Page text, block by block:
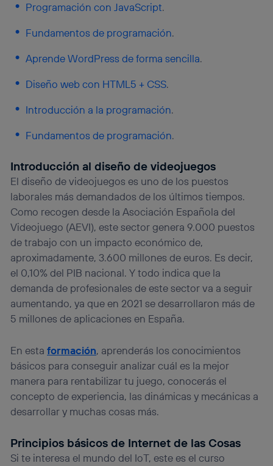
Programación con JavaScript.
Fundamentos de programación.
Aprende WordPress de forma sencilla.
Diseño web con HTML5 + CSS.
Introducción a la programación.
Fundamentos de programación.
Introducción al diseño de videojuegos
El diseño de videojuegos es uno de los puestos
laborales más demandados de los últimos tiempos.
Como recogen desde la Asociación Española del
Videojuego (AEVI), este sector genera 9.000 puestos
de trabajo con un impacto económico de,
aproximadamente, 3.600 millones de euros. Es decir,
el 0,10% del PIB nacional. Y todo indica que la
demanda de profesionales de este sector va a seguir
aumentando, ya que en 2021 se desarrollaron más de
5 millones de aplicaciones en España.
En estaformación, aprenderás los conocimientos
básicos para conseguir analizar cuál es la mejor
manera para rentabilizar tu juego, conocerás el
concepto de experiencia, las dinámicas y mecánicas a
desarrollar y muchas cosas más.
Principios básicos de Internet de las Cosas
Si te interesa el mundo del IoT, este es el curso